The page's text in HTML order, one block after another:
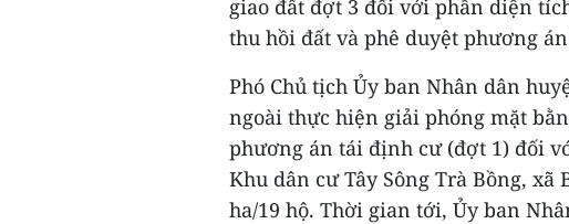
giao đất đợt 3 đối với phần diện
thu hồi đất và phê duyệt phương
Phó Chủ tịch Ủy ban Nhân dân
ngoài thực hiện giải phóng mặt
phương án tái định cư (đợt 1) đối
Khu dân cư Tây Sông Trà Bồng,
ha/19 hộ. Thời gian tới, Ủy ban